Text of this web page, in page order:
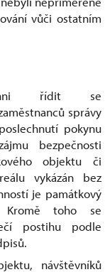
vůči ostatním
řídit se
správy
pokynu
bezpečnosti
objektu či
vykázán bez
je památkový
Kromě toho se
postihu podle
návštěvníků